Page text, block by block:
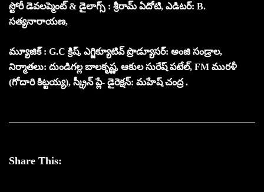
స్టోరీ డెవలప్మెంట్ & డైలాగ్స్ : శ్రీరామ్ ఏదోటి, ఎడిటర్: B.
సత్యనారాయణ,
మ్యూజిక్ : G.C క్రిష్, ఎగ్జిక్యూటివ్ ప్రొడ్యూసర్: అంజి సండ్రాల,
నిర్మాతలు: దుండిగల్ల బాలకృష్ణ, ఆకుల సురేష్ పటేల్, FM మురళీ
(గోదారి కిట్టయ్య), స్క్రీన్ ప్లే- డైరెక్షన్: మహేష్ చంద్ర .
Share This: